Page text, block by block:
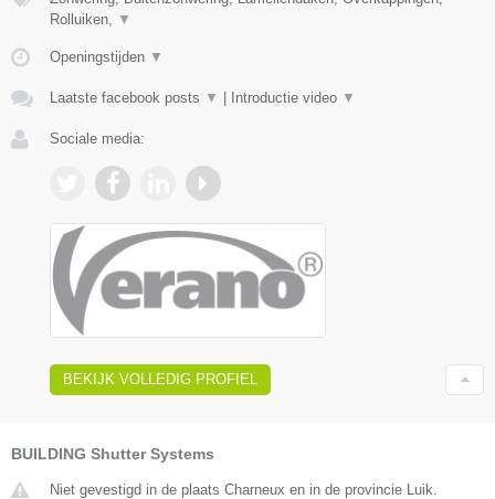
Rolluiken,
▼
Openingstijden ▼
Laatste facebook posts ▼ Introductie video ▼
Sociale media:
BEKIJK VOLLEDIG PROFIEL
BUILDING Shutter Systems
Niet gevestigd in de plaats Charneux en in de provincie Luik.